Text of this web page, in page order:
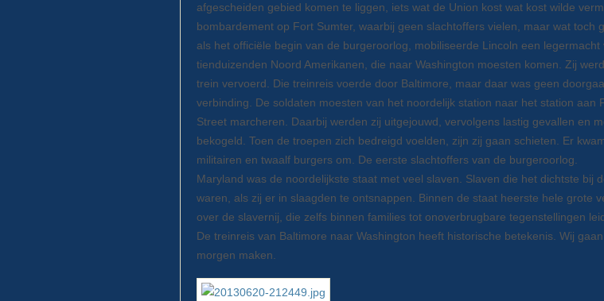
afgescheiden gebied komen te liggen, iets wat de Union kost wat kost wilde
bombardement op Fort Sumter, waarbij geen slachtoffers vielen, maar wat toch
als het officiële begin van de burgeroorlog, mobiliseerde Lincoln een legermacht
tienduizenden Noord Amerikanen, die naar Washington moesten komen. Zij
trein vervoerd. Die treinreis voerde door Baltimore, maar daar was geen
verbinding. De soldaten moesten van het noordelijk station naar het station aan
Street marcheren. Daarbij werden zij uitgejouwd, vervolgens lastig gevallen en
bekogeld. Toen de troepen zich bedreigd voelden, zijn zij gaan schieten. Er
militairen en twaalf burgers om. De eerste slachtoffers van de burgeroorlog.
Maryland was de noordelijkste staat met veel slaven. Slaven die het dichtste bij
waren, als zij er in slaagden te ontsnappen. Binnen de staat heerste hele grote
over de slavernij, die zelfs binnen families tot onoverbrugbare tegenstellingen
De treinreis van Baltimore naar Washington heeft historische betekenis. Wij
morgen maken.